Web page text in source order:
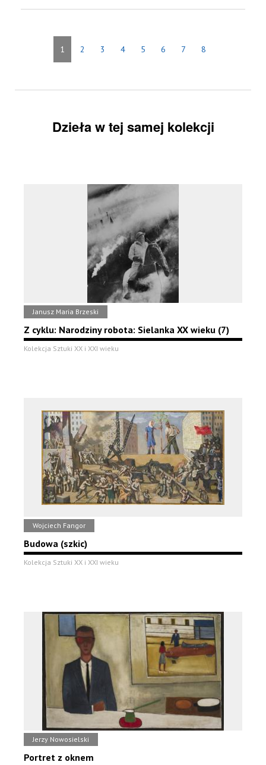
1 2 3 4 5 6 7 8
Dzieła w tej samej kolekcji
Janusz Maria Brzeski
Z cyklu: Narodziny robota: Sielanka XX wieku (7)
Kolekcja Sztuki XX i XXI wieku
Wojciech Fangor
Budowa (szkic)
Kolekcja Sztuki XX i XXI wieku
Jerzy Nowosielski
Portret z oknem